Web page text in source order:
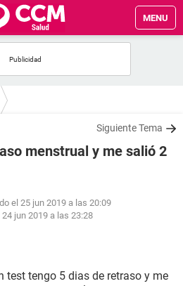
MENU
Siguiente Tema
menstrual y me salió 2
el 25 jun 2019 a las 20:09
24 jun 2019 a las 23:28
test tengo 5 dias de retraso y me